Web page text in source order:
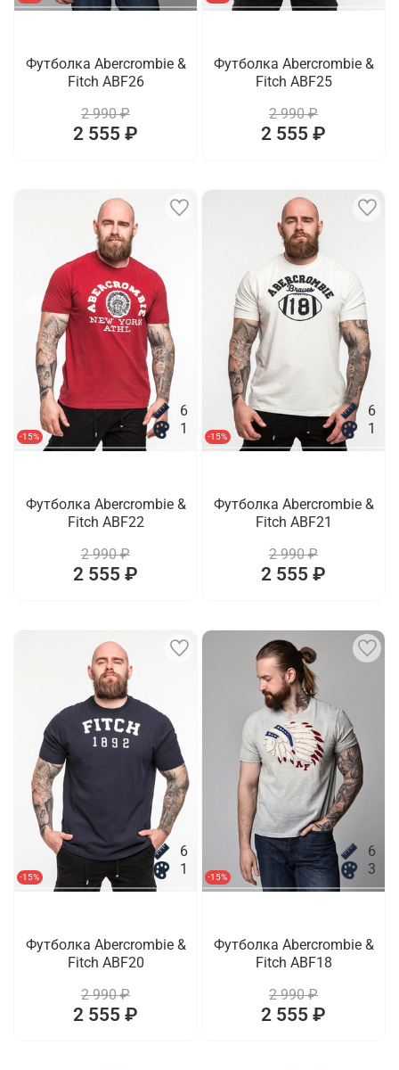
Футболка Abercrombie &
Fitch ABF26
2 990 ₽
2 555 ₽
Футболка Abercrombie &
Fitch ABF25
2 990 ₽
2 555 ₽
-15%
6
1
Футболка Abercrombie &
Fitch ABF22
2 990 ₽
2 555 ₽
-15%
6
1
Футболка Abercrombie &
Fitch ABF21
2 990 ₽
2 555 ₽
-15%
6
1
Футболка Abercrombie &
Fitch ABF20
2 990 ₽
2 555 ₽
-15%
6
3
Футболка Abercrombie &
Fitch ABF18
2 990 ₽
2 555 ₽